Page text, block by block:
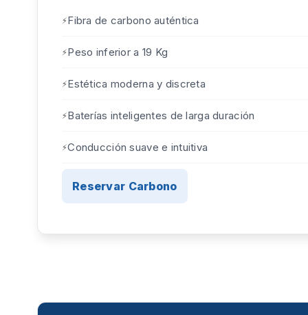
Fibra de carbono auténtica
Peso inferior a 19 Kg
Estética moderna y discreta
Baterías inteligentes de larga duración
Conducción suave e intuitiva
Reservar Carbono